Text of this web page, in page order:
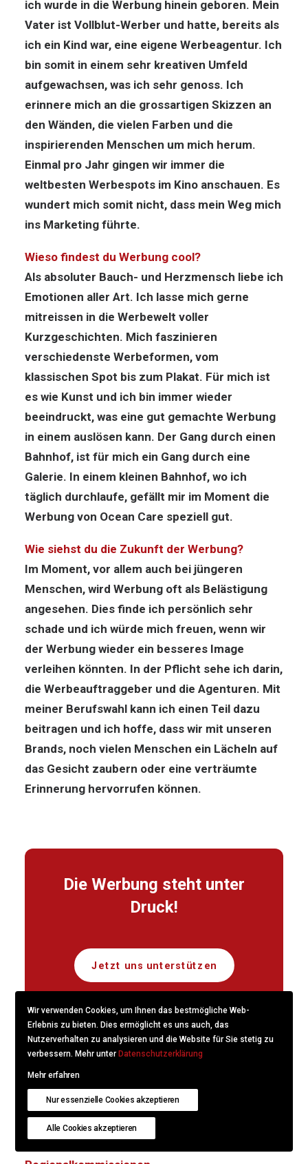
ich wurde in die Werbung hinein geboren. Mein
Vater ist Vollblut-Werber und hatte, bereits als
ich ein Kind war, eine eigene Werbeagentur. Ich
bin somit in einem sehr kreativen Umfeld
aufgewachsen, was ich sehr genoss. Ich
erinnere mich an die grossartigen Skizzen an
den Wänden, die vielen Farben und die
inspirierenden Menschen um mich herum.
Einmal pro Jahr gingen wir immer die
weltbesten Werbespots im Kino anschauen. Es
wundert mich somit nicht, dass mein Weg mich
ins Marketing führte.
Wieso findest du Werbung cool?
Als absoluter Bauch- und Herzmensch liebe ich
Emotionen aller Art. Ich lasse mich gerne
mitreissen in die Werbewelt voller
Kurzgeschichten. Mich faszinieren
verschiedenste Werbeformen, vom
klassischen Spot bis zum Plakat. Für mich ist
es wie Kunst und ich bin immer wieder
beeindruckt, was eine gut gemachte Werbung
in einem auslösen kann. Der Gang durch einen
Bahnhof, ist für mich ein Gang durch eine
Galerie. In einem kleinen Bahnhof, wo ich
täglich durchlaufe, gefällt mir im Moment die
Werbung von Ocean Care speziell gut.
Wie siehst du die Zukunft der Werbung?
Im Moment, vor allem auch bei jüngeren
Menschen, wird Werbung oft als Belästigung
angesehen. Dies finde ich persönlich sehr
schade und ich würde mich freuen, wenn wir
der Werbung wieder ein besseres Image
verleihen könnten. In der Pflicht sehe ich darin,
die Werbeauftraggeber und die Agenturen. Mit
meiner Berufswahl kann ich einen Teil dazu
beitragen und ich hoffe, dass wir mit unseren
Brands, noch vielen Menschen ein Lächeln auf
das Gesicht zaubern oder eine verträumte
Erinnerung hervorrufen können.
Die Werbung steht unter
Druck!
Jetzt uns unterstützen
Angebot
Politik
Wir verwenden Cookies, um Ihnen das bestmögliche Web-
Erlebnis zu bieten. Dies ermöglicht es uns auch, das
Nutzerverhalten zu analysieren und die Website für Sie stetig zu
verbessern. Mehr unter Datenschutzerklärung
Mehr erfahren
Nur essenzielle Cookies akzeptieren
Alle Cookies akzeptieren